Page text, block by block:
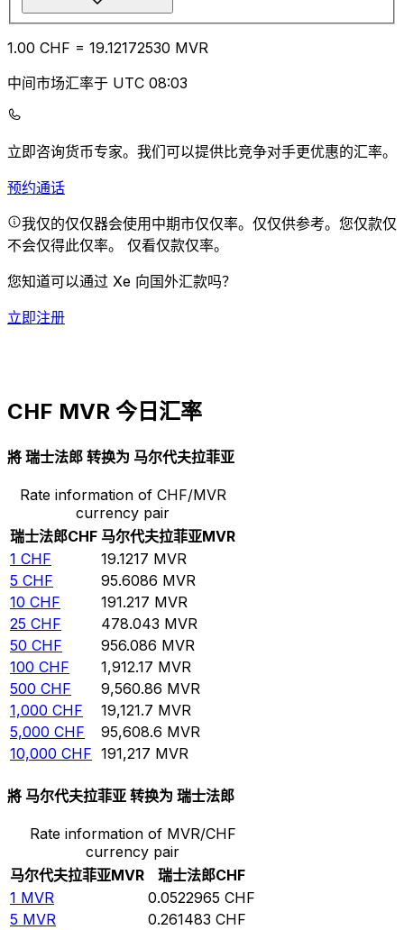
1.00 CHF = 19.12172530 MVR
中间市场汇率于 UTC 08:03
立即咨询货币专家。 我们可以提供比竞争对手更优惠的汇率。
预约通话
我仅的仅仅器会使用中期市仅仅率。仅仅供参考。您仅款仅
不会仅得此仅率。 仅看仅款仅率。
您知道可以通过 Xe 向国外汇款吗？
立即注册
CHF MVR 今日汇率
將 瑞士法郎 转换为 马尔代夫拉菲亚
Rate information of CHF/MVR
currency pair
瑞士法郎CHF 马尔代夫拉菲亚MVR
1 CHF 19.1217 MVR
5 CHF 95.6086 MVR
10 CHF 191.217 MVR
25 CHF 478.043 MVR
50 CHF 956.086 MVR
100 CHF 1,912.17 MVR
500 CHF 9,560.86 MVR
1,000 CHF 19,121.7 MVR
5,000 CHF 95,608.6 MVR
10,000 CHF 191,217 MVR
將 马尔代夫拉菲亚 转换为 瑞士法郎
Rate information of MVR/CHF
currency pair
马尔代夫拉菲亚MVR 瑞士法郎CHF
1 MVR 0.0522965 CHF
5 MVR 0.261483 CHF